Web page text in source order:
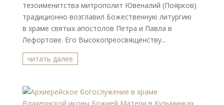
тезоименитства митрополит Ювеналий (Поярков)
традиционно возглавил Божественную литургию
в храме святых апостолов Петра и Павла в
Лефортове. Его Высокопреосвященству...
читать далее